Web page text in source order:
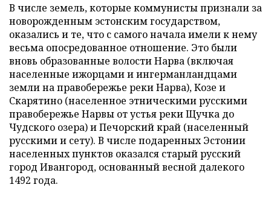
В числе земель, которые коммунисты признали за
новорожденным эстонским государством,
оказались и те, что с самого начала имели к нему
весьма опосредованное отношение. Это были
вновь образованные волости Нарва (включая
населенные ижорцами и ингерманландцами
земли на правобережье реки Нарва), Козе и
Скарятино (населенное этническими русскими
правобережье Нарвы от устья реки Щучка до
Чудского озера) и Печорский край (населенный
русскими и сету). В числе подаренных Эстонии
населенных пунктов оказался старый русский
город Ивангород, основанный весной далекого
1492 года.